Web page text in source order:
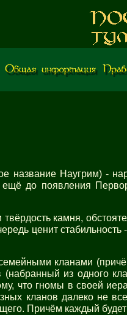
название Наугрим) -
до появления
камня,
ценит
кланами
из одного
что гномы в своей
кланов далеко не
Причём каждый